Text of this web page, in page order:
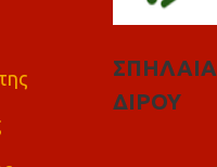
ΣΠΗΛΑΙΑ
ΔΙΡΟΥ